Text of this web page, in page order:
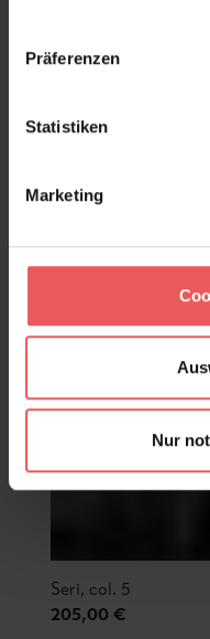
Präferenzen
Statistiken
Marketing
Nur
Produktgalerie
Varianten
Seri, col. 5
205,00 €